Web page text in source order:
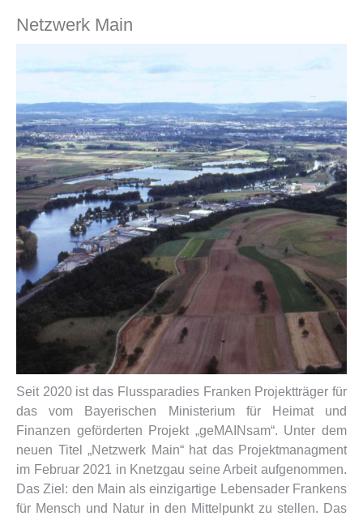
Netzwerk Main
Seit 2020 ist das Flussparadies Franken Projektträger für
das vom Bayerischen Ministerium für Heimat und
Finanzen geförderten Projekt „geMAINsam“. Unter dem
neuen Titel „Netzwerk Main“ hat das Projektmanagment
im Februar 2021 in Knetzgau seine Arbeit aufgenommen.
Das Ziel: den Main als einzigartige Lebensader Frankens
für Mensch und Natur in den Mittelpunkt zu stellen. Das